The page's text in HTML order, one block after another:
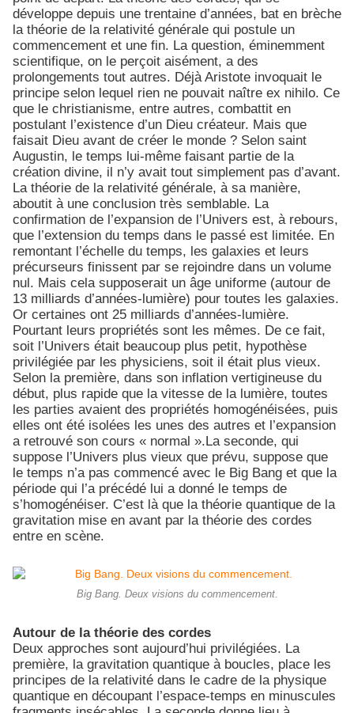
développe depuis une trentaine d’années, bat en brèche
la théorie de la relativité générale qui postule un
commencement et une fin. La question, éminemment
scientifique, on le perçoit aisément, a des
prolongements tout autres. Déjà Aristote invoquait le
principe selon lequel rien ne pouvait naître ex nihilo. Ce
que le christianisme, entre autres, combattit en
postulant l’existence d’un Dieu créateur. Mais que
faisait Dieu avant de créer le monde ? Selon saint
Augustin, le temps lui-même faisant partie de la
création divine, il n’y avait tout simplement pas d’avant.
La théorie de la relativité générale, à sa manière,
aboutit à une conclusion très semblable. La
confirmation de l’expansion de l’Univers est, à rebours,
que l’extension du temps dans le passé est limitée. En
remontant l’échelle du temps, les galaxies et leurs
précurseurs finissent par se rejoindre dans un volume
nul. Mais cela supposerait un âge uniforme (autour de
13 milliards d’années-lumière) pour toutes les galaxies.
Or certaines ont 25 milliards d’années-lumière.
Pourtant leurs propriétés sont les mêmes. De ce fait,
soit l’Univers était beaucoup plus petit, hypothèse
privilégiée par les physiciens, soit il était plus vieux.
Selon la première, dans son inflation vertigineuse du
début, plus rapide que la vitesse de la lumière, toutes
les parties avaient des propriétés homogénéisées, puis
elles ont été isolées les unes des autres et l’expansion
a retrouvé son cours « normal ».La seconde, qui
suppose l’Univers plus vieux que prévu, suppose que
le temps n’a pas commencé avec le Big Bang et que la
période qui l’a précédé lui a donné le temps de
s’homogénéiser. C’est là que la théorie quantique de la
gravitation mise en avant par la théorie des cordes
entre en scène.
Big Bang. Deux visions du commencement.
Autour de la théorie des cordes
Deux approches sont aujourd’hui privilégiées. La
première, la gravitation quantique à boucles, place les
principes de la relativité dans le cadre de la physique
quantique en découpant l’espace-temps en minuscules